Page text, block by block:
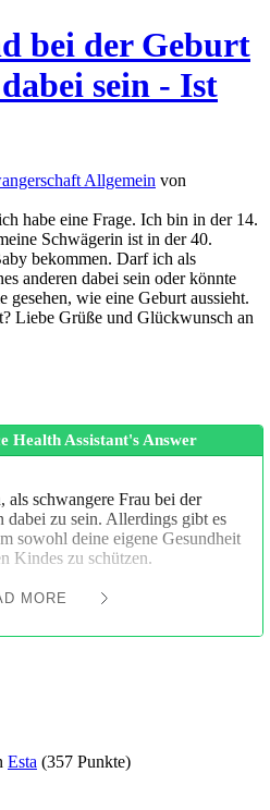
bei der Geburt
sein - Ist
Allgemein von
habe eine Frage. Ich bin in der 14.
Schwägerin ist in der 40.
bekommen. Darf ich als
anderen dabei sein oder könnte
gesehen, wie eine Geburt aussieht.
Liebe Grüße und Glückwunsch an
Health Assistant's Answer
schwangere Frau bei der
dabei zu sein. Allerdings gibt es
sowohl deine eigene Gesundheit
Kindes zu schützen.
dabei zu sein, solltest du
ist und eventuell Bedenken oder
Während einer Geburt
Stelle sicher, dass du die
indem du dir regelmäßig
Schutzkleidung trägst.
MORE
Esta (357 Punkte)